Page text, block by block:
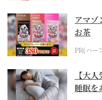
アマゾ
お茶
PR(ハー
【大
睡眠を